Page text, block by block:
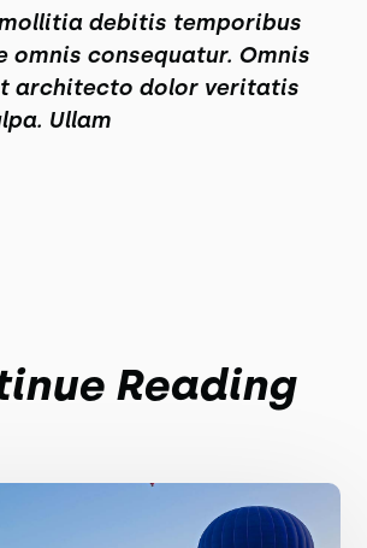
debitis temporibus
omnis consequatur. Omnis
architecto dolor veritatis
Ullam
Reading